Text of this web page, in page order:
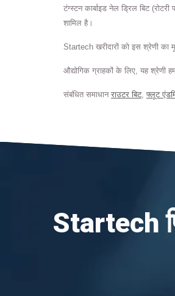
टंग्स्टन कार्बाइड नेल ड्रिल बिट
शामिल है।
Startech खरीदारों को इस श्रेणी का
औद्योगिक ग्राहकों के लिए, यह श्रेणी
संबंधित समाधान राउटर बिट, फ्लूट
Startech